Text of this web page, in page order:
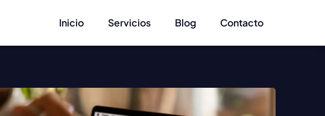
Inicio Servicios Blog Contacto